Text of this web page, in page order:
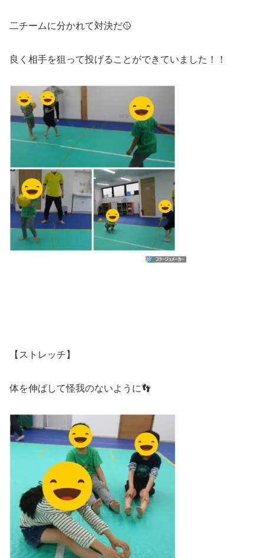
二チームに分かれて対決だ🥎
良く相手を狙って投げることができていました！！
【ストレッチ】
体を伸ばして怪我のないように👣